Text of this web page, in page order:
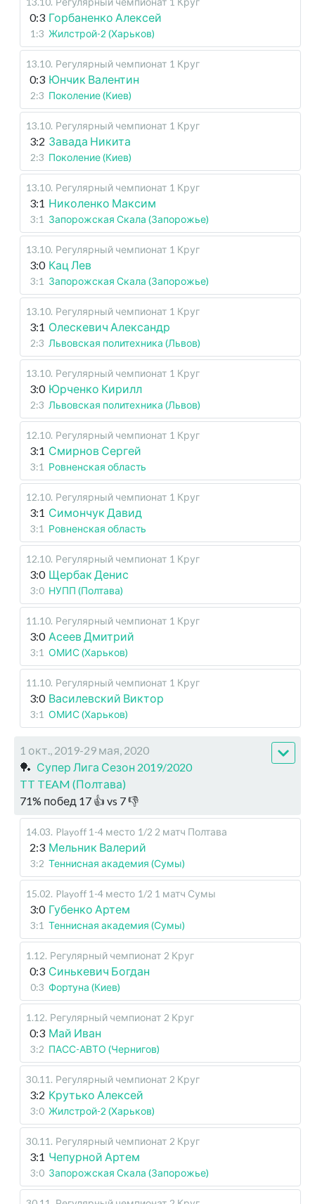
0:3 Горбаненко Алексей
1:3 Жилстрой-2 (Харьков)
13.10. Регулярный чемпионат 1 Круг
0:3 Юнчик Валентин
2:3 Поколение (Киев)
13.10. Регулярный чемпионат 1 Круг
3:2 Завада Никита
2:3 Поколение (Киев)
13.10. Регулярный чемпионат 1 Круг
3:1 Николенко Максим
3:1 Запорожская Скала (Запорожье)
13.10. Регулярный чемпионат 1 Круг
3:0 Кац Лев
3:1 Запорожская Скала (Запорожье)
13.10. Регулярный чемпионат 1 Круг
3:1 Олескевич Александр
2:3 Львовская политехника (Львов)
13.10. Регулярный чемпионат 1 Круг
3:0 Юрченко Кирилл
2:3 Львовская политехника (Львов)
12.10. Регулярный чемпионат 1 Круг
3:1 Смирнов Сергей
3:1 Ровненская область
12.10. Регулярный чемпионат 1 Круг
3:1 Симончук Давид
3:1 Ровненская область
12.10. Регулярный чемпионат 1 Круг
3:0 Щербак Денис
3:0 НУПП (Полтава)
11.10. Регулярный чемпионат 1 Круг
3:0 Асеев Дмитрий
3:1 ОМИС (Харьков)
11.10. Регулярный чемпионат 1 Круг
3:0 Василевский Виктор
3:1 ОМИС (Харьков)
1 окт., 2019-29 мая, 2020
🏓 Супер Лига Сезон 2019/2020
TT TEAM (Полтава)
71% побед 17 👍 vs 7👎
14.03. Playoff 1-4 место 1/2 2 матч Полтава
2:3 Мельник Валерий
3:2 Теннисная академия (Сумы)
15.02. Playoff 1-4 место 1/2 1 матч Сумы
3:0 Губенко Артем
3:1 Теннисная академия (Сумы)
1.12. Регулярный чемпионат 2 Круг
0:3 Синькевич Богдан
0:3 Фортуна (Киев)
1.12. Регулярный чемпионат 2 Круг
0:3 Май Иван
3:2 ПАСС-АВТО (Чернигов)
30.11 . Регулярный чемпионат 2 Круг
3:2 Крутько Алексей
3:0 Жилстрой-2 (Харьков)
30.11 . Регулярный чемпионат 2 Круг
3:1 Чепурной Артем
3:0 Запорожская Скала (Запорожье)